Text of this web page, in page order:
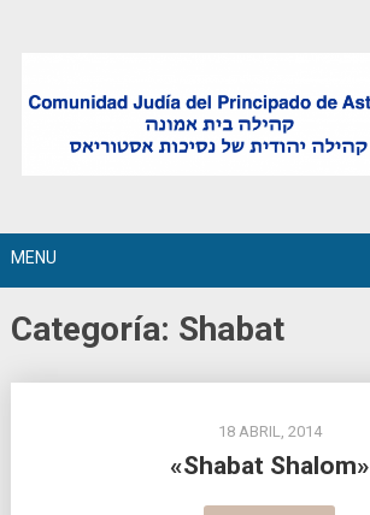
MENU
Categoría: Shabat
18 ABRIL, 2014
«Shabat Shalom»